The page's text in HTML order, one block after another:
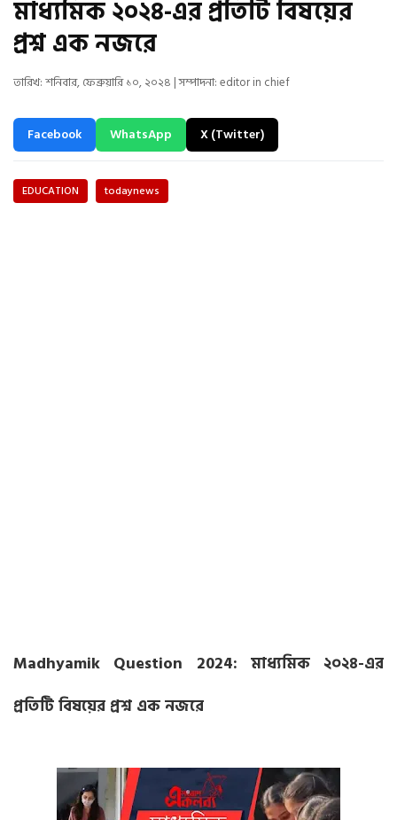
মাধ্যমিক ২০২৪-এর প্রতিটি বিষয়ের
প্রশ্ন এক নজরে
তারিখ: শনিবার, ফেব্রুয়ারি ১০, ২০২৪ | সম্পাদনা: editor in chief
Facebook WhatsApp X (Twitter)
EDUCATION todaynews
Madhyamik Question 2024: মাধ্যমিক ২০২৪-এর
প্রতিটি বিষয়ের প্রশ্ন এক নজরে